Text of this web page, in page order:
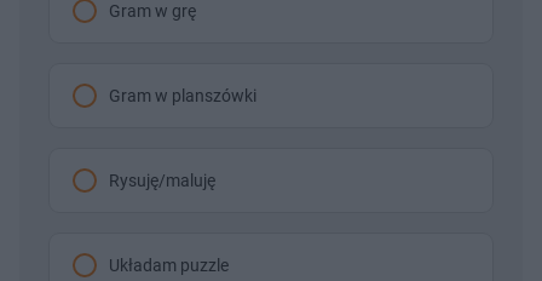
Gram w grę
Gram w planszówki
Rysuję/maluję
Układam puzzle